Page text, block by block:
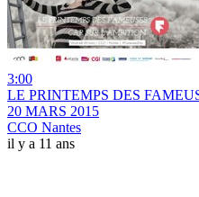
3:00
LE PRINTEMPS DES
20 MARS 2015
CCO Nantes
il y a 11 ans